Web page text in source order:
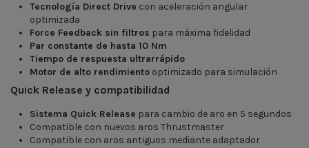
Tecnología Direct Drive con aceleración angular
optimizada
Force Feedback sin filtros para máxima fidelidad
Par constante de hasta 10 Nm
Tiempo de respuesta ultrarrápido
Motor de alto rendimiento optimizado para simulación
Quick Release y compatibilidad
Sistema Quick Release para cambio de aro en 5 segundos
Compatible con nuevos aros Thrustmaster
Compatible con aros antiguos mediante adaptador